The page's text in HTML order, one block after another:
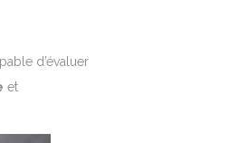
d’évaluer
et